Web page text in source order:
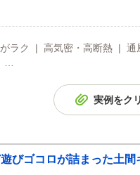
ラク | 高気密・高断熱 | 通
…
実例をク
びゴコロが詰まった土